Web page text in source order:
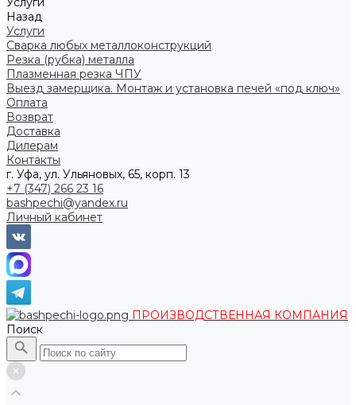
Назад
Услуги
Сварка любых металлоконструкций
Резка (рубка) металла
Плазменная резка ЧПУ
Выезд замерщика. Монтаж и установка печей «под ключ»
Оплата
Возврат
Доставка
Дилерам
Контакты
г. Уфа, ул. Ульяновых, 65, корп. 13
+7 (347) 266 23 16
bashpechi@yandex.ru
Личный кабинет
ПРОИЗВОДСТВЕННАЯ КОМПАНИЯ
Поиск